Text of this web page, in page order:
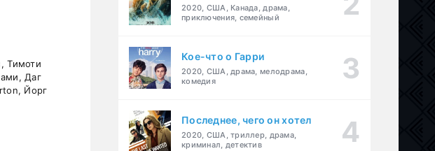
Тимоти
Даг
Йорг
2020, США, Канада, драма,
приключения, семейный
Кое-что о Гарри
2020, США, драма, мелодрама,
комедия
Последнее, чего он хотел
2020, США, триллер, драма,
криминал, детектив